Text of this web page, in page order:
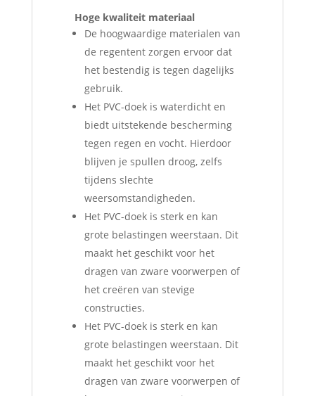
Hoge kwaliteit materiaal
De hoogwaardige materialen van
de regentent zorgen ervoor dat
het bestendig is tegen dagelijks
gebruik.
Het PVC-doek is waterdicht en
biedt uitstekende bescherming
tegen regen en vocht. Hierdoor
blijven je spullen droog, zelfs
tijdens slechte
weersomstandigheden.
Het PVC-doek is sterk en kan
grote belastingen weerstaan. Dit
maakt het geschikt voor het
dragen van zware voorwerpen of
het creëren van stevige
constructies.
Het PVC-doek is sterk en kan
grote belastingen weerstaan. Dit
maakt het geschikt voor het
dragen van zware voorwerpen of